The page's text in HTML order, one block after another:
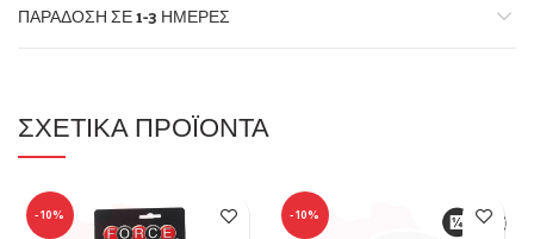
ΠΑΡΆΔΟΣΗ ΣΕ 1-3 ΗΜΈΡΕΣ
ΣΧΕΤΙΚΆ ΠΡΟΪΌΝΤΑ
-10% -10%